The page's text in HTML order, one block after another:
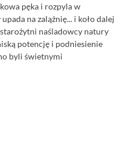
pęka i rozpyla w
na zalążnię... i koło dalej
naśladowcy natury
potencję i podniesienie
byli świetnymi